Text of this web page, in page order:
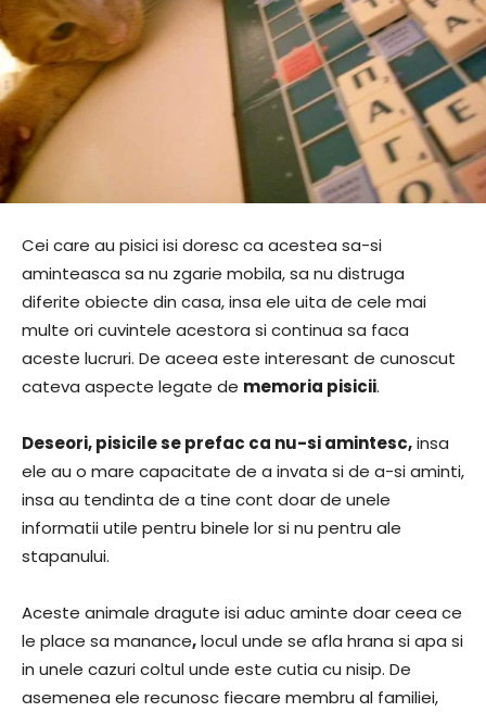
Cei care au pisici isi doresc ca acestea sa-si
aminteasca sa nu zgarie mobila, sa nu distruga
diferite obiecte din casa, insa ele uita de cele mai
multe ori cuvintele acestora si continua sa faca
aceste lucruri. De aceea este interesant de cunoscut
cateva aspecte legate de memoria pisicii.
Deseori, pisicile se prefac ca nu-si amintesc,insa
ele au o mare capacitate de a invata si de a-si aminti,
insa au tendinta de a tine cont doar de unele
informatii utile pentru binele lor si nu pentru ale
stapanului.
Aceste animale dragute isi aduc aminte doar ceea ce
le place sa manance,locul unde se afla hrana si apa si
in unele cazuri coltul unde este cutia cu nisip. De
asemenea ele recunosc fiecare membru al familiei,